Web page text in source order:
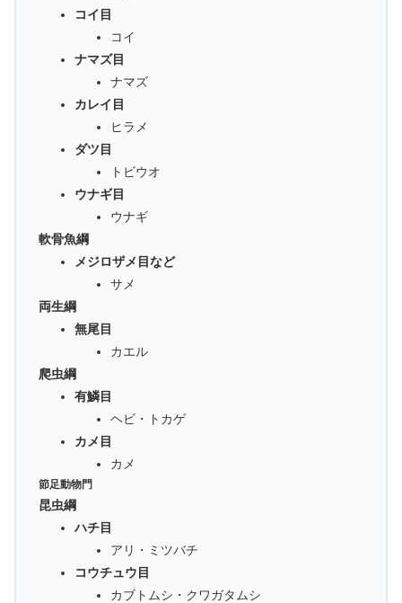
コイ目
コイ
ナマズ目
ナマズ
カレイ目
ヒラメ
ダツ目
トビウオ
ウナギ目
ウナギ
軟骨魚綱
メジロザメ目など
サメ
両生綱
無尾目
カエル
爬虫綱
有鱗目
ヘビ・トカゲ
カメ目
カメ
節足動物門
昆虫綱
ハチ目
アリ・ミツバチ
コウチュウ目
カブトムシ・クワガタムシ